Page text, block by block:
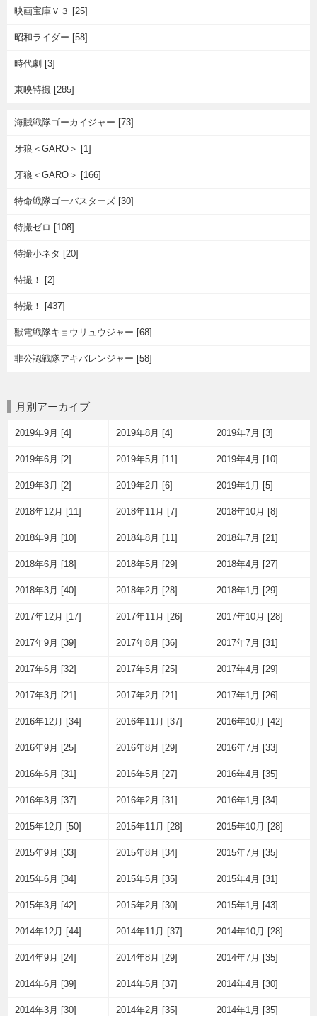
映画宝庫Ｖ３ [25]
昭和ライダー [58]
時代劇 [3]
東映特撮 [285]
海賊戦隊ゴーカイジャー [73]
牙狼＜GARO＞ [1]
牙狼＜GARO＞ [166]
特命戦隊ゴーバスターズ [30]
特撮ゼロ [108]
特撮小ネタ [20]
特撮！ [2]
特撮！ [437]
獣電戦隊キョウリュウジャー [68]
非公認戦隊アキバレンジャー [58]
月別アーカイブ
2019年9月 [4] 2019年8月 [4] 2019年7月 [3]
2019年6月 [2] 2019年5月 [11] 2019年4月 [10]
2019年3月 [2] 2019年2月 [6] 2019年1月 [5]
2018年12月 [11] 2018年11月 [7] 2018年10月 [8]
2018年9月 [10] 2018年8月 [11] 2018年7月 [21]
2018年6月 [18] 2018年5月 [29] 2018年4月 [27]
2018年3月 [40] 2018年2月 [28] 2018年1月 [29]
2017年12月 [17] 2017年11月 [26] 2017年10月 [28]
2017年9月 [39] 2017年8月 [36] 2017年7月 [31]
2017年6月 [32] 2017年5月 [25] 2017年4月 [29]
2017年3月 [21] 2017年2月 [21] 2017年1月 [26]
2016年12月 [34] 2016年11月 [37] 2016年10月 [42]
2016年9月 [25] 2016年8月 [29] 2016年7月 [33]
2016年6月 [31] 2016年5月 [27] 2016年4月 [35]
2016年3月 [37] 2016年2月 [31] 2016年1月 [34]
2015年12月 [50] 2015年11月 [28] 2015年10月 [28]
2015年9月 [33] 2015年8月 [34] 2015年7月 [35]
2015年6月 [34] 2015年5月 [35] 2015年4月 [31]
2015年3月 [42] 2015年2月 [30] 2015年1月 [43]
2014年12月 [44] 2014年11月 [37] 2014年10月 [28]
2014年9月 [24] 2014年8月 [29] 2014年7月 [35]
2014年6月 [39] 2014年5月 [37] 2014年4月 [30]
2014年3月 [30] 2014年2月 [35] 2014年1月 [35]